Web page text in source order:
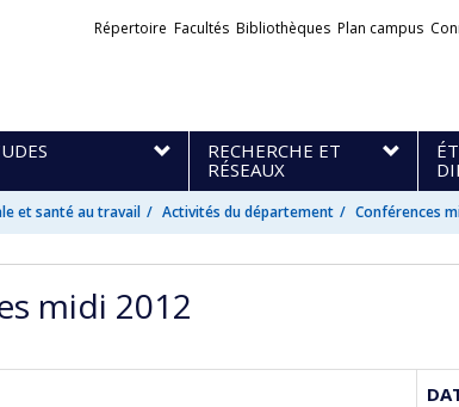
Liens
Répertoire Facultés Bibliothèques Plan campus
RECHERCHE ET
RÉSEAUX
et santé au travail Activités du département Conférences
midi 2012